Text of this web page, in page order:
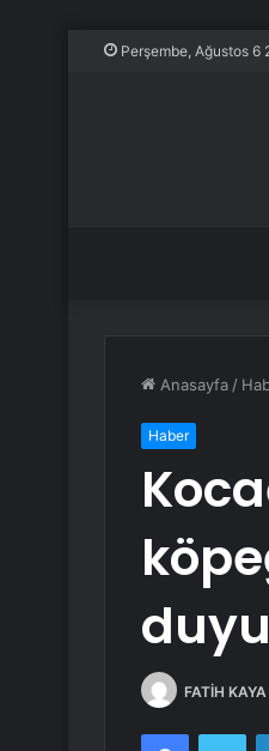
Perşembe, Ağustos 6
Anasayfa /
Haber
FATİH KAYA
Facebook